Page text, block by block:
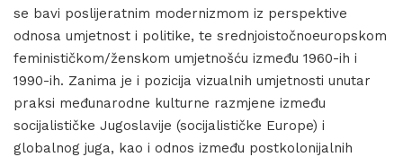
se bavi poslijeratnim modernizmom iz perspektive
odnosa umjetnost i politike, te srednjoistočnoeuropskom
feminističkom/ženskom umjetnošću između 1960-ih i
1990-ih. Zanima je i pozicija vizualnih umjetnosti unutar
praksi međunarodne kulturne razmjene između
socijalističke Jugoslavije (socijalističke Europe) i
globalnog juga, kao i odnos između postkolonijalnih